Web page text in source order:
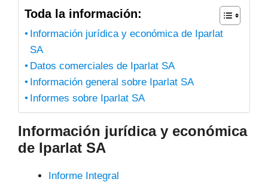
Toda la información:
Información jurídica y económica de Iparlat
SA
Datos comerciales de Iparlat SA
Información general sobre Iparlat SA
Informes sobre Iparlat SA
Información jurídica y económica
de Iparlat SA
Informe Integral